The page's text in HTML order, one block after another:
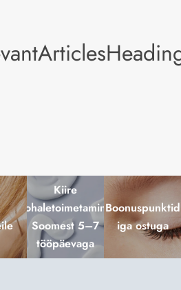
Kiire
kohaletoimetamine
Soomest 5–7
tööpäevaga
Boonuspunktid
iga ostuga